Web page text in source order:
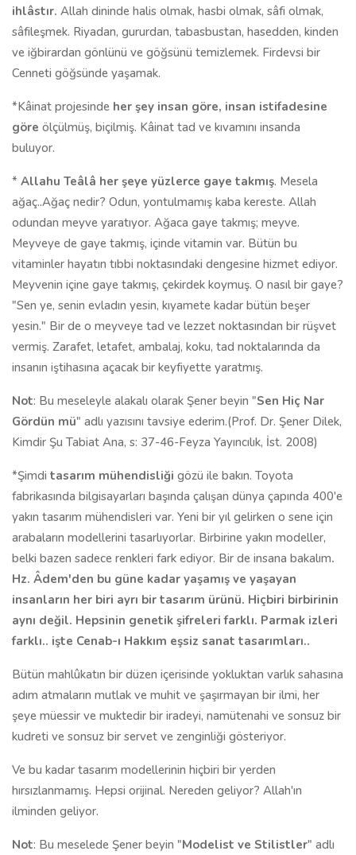
ihlâstır. Allah dininde halis olmak, hasbi olmak, sâfi olmak,
sâfileşmek. Riyadan, gururdan, tabasbustan, hasedden, kinden
ve iğbirardan gönlünü ve göğsünü temizlemek. Firdevsi bir
Cenneti göğsünde yaşamak.
*Kâinat projesinde her şey insan göre, insan istifadesine
göre ölçülmüş, biçilmiş. Kâinat tad ve kıvamını insanda
buluyor.
* Allahu Teâlâ her şeye yüzlerce gaye takmış. Mesela
ağaç..Ağaç nedir? Odun, yontulmamış kaba kereste. Allah
odundan meyve yaratıyor. Ağaca gaye takmış; meyve.
Meyveye de gaye takmış, içinde vitamin var. Bütün bu
vitaminler hayatın tıbbi noktasındaki dengesine hizmet ediyor.
Meyvenin içine gaye takmış, çekirdek koymuş. O nasıl bir gaye?
"Sen ye, senin evladın yesin, kıyamete kadar bütün beşer
yesin." Bir de o meyveye tad ve lezzet noktasından bir rüşvet
vermiş. Zarafet, letafet, ambalaj, koku, tad noktalarında da
insanın iştihasına açacak bir keyfiyette yaratmış.
Not: Bu meseleyle alakalı olarak Şener beyin "Sen Hiç Nar
Gördün mü" adlı yazısını tavsiye ederim.(Prof. Dr. Şener Dilek,
Kimdir Şu Tabiat Ana, s: 37-46-Feyza Yayıncılık, İst. 2008)
*Şimdi tasarım mühendisliği gözü ile bakın. Toyota
fabrikasında bilgisayarları başında çalışan dünya çapında 400'e
yakın tasarım mühendisleri var. Yeni bir yıl gelirken o sene için
arabaların modellerini tasarlıyorlar. Birbirine yakın modeller,
belki bazen sadece renkleri fark ediyor. Bir de insana bakalım.
Hz. Âdem'den bu güne kadar yaşamış ve yaşayan
insanların her biri ayrı bir tasarım ürünü. Hiçbiri birbirinin
aynı değil. Hepsinin genetik şifreleri farklı. Parmak izleri
farklı.. işte Cenab-ı Hakkım eşsiz sanat tasarımları..
Bütün mahlûkatın bir düzen içerisinde yokluktan varlık sahasına
adım atmaların mutlak ve muhit ve şaşırmayan bir ilmi, her
şeye müessir ve muktedir bir iradeyi, namütenahi ve sonsuz bir
kudreti ve sonsuz bir servet ve zenginliği gösteriyor.
Ve bu kadar tasarım modellerinin hiçbiri bir yerden
hırsızlanmamış. Hepsi orijinal. Nereden geliyor? Allah'ın
ilminden geliyor.
Not: Bu meselede Şener beyin "Modelist ve Stilistler" adlı